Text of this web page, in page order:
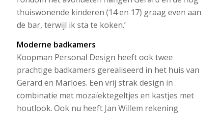
thuiswonende kinderen (14 en 17) graag even aan
de bar, terwijl ik sta te koken.’
Moderne badkamers
Koopman Personal Design heeft ook twee
prachtige badkamers gerealiseerd in het huis van
Gerard en Marloes. Een vrij strak design in
combinatie met mozaïektegeltjes en kastjes met
houtlook. Ook nu heeft Jan Willem rekening